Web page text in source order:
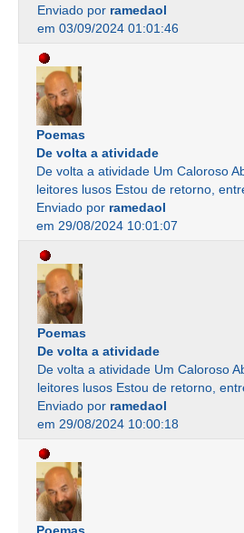
Enviado por ramedaol
em 03/09/2024 01:01:46
Poemas
De volta a atividade
De volta a atividade Um Caloroso
leitores lusos Estou de retorno,
Enviado por ramedaol
em 29/08/2024 10:01:07
Poemas
De volta a atividade
De volta a atividade Um Caloroso
leitores lusos Estou de retorno,
Enviado por ramedaol
em 29/08/2024 10:00:18